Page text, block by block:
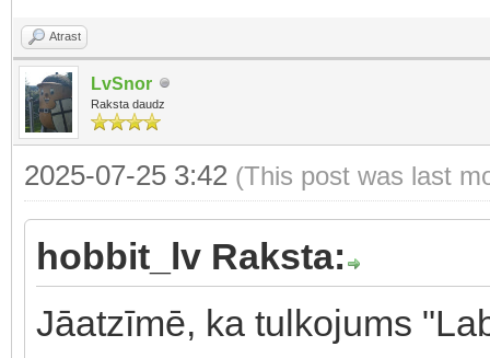
Atrast
LvSnor
Raksta daudz
2025-07-25 3:42 (This post was last
hobbit_lv Raksta:
Jāatzīmē, ka tulkojums